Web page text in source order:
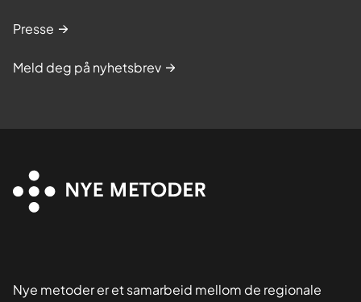
Presse
Meld deg på nyhetsbrev
Nye metoder er et samarbeid mellom de regionale